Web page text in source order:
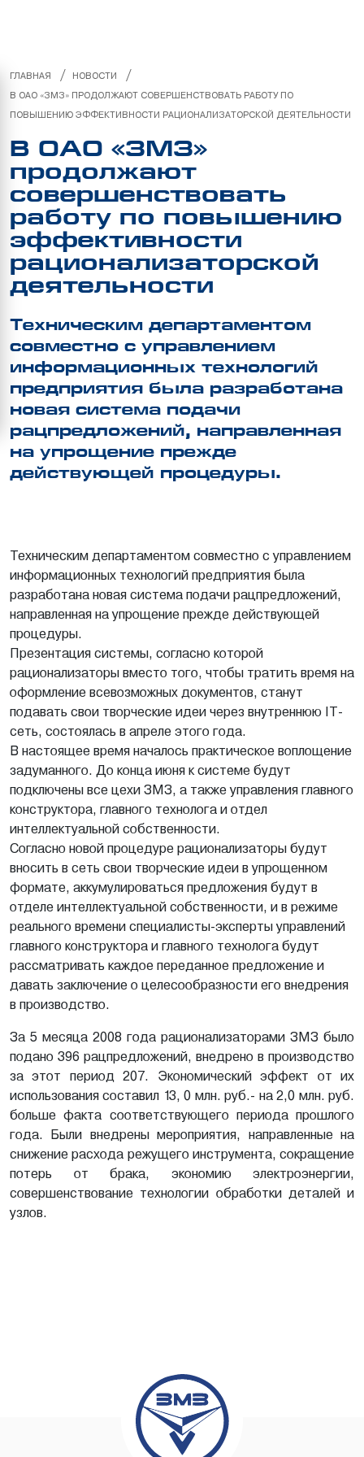
ГЛАВНАЯ / НОВОСТИ /
В ОАО «ЗМЗ» ПРОДОЛЖАЮТ СОВЕРШЕНСТВОВАТЬ РАБОТУ ПО
ПОВЫШЕНИЮ ЭФФЕКТИВНОСТИ РАЦИОНАЛИЗАТОРСКОЙ ДЕЯТЕЛЬНОСТИ
В ОАО «ЗМЗ»
продолжают
совершенствовать
работу по повышению
эффективности
рационализаторской
деятельности
Техническим департаментом
совместно с управлением
информационных технологий
предприятия была разработана
новая система подачи
рацпредложений, направленная
на упрощение прежде
действующей процедуры.
Техническим департаментом совместно с управлением
информационных технологий предприятия была
разработана новая система подачи рацпредложений,
направленная на упрощение прежде действующей
процедуры.
Презентация системы, согласно которой
рационализаторы вместо того, чтобы тратить время на
оформление всевозможных документов, станут
подавать свои творческие идеи через внутреннюю IT-
сеть, состоялась в апреле этого года.
В настоящее время началось практическое воплощение
задуманного. До конца июня к системе будут
подключены все цехи ЗМЗ, а также управления главного
конструктора, главного технолога и отдел
интеллектуальной собственности.
Согласно новой процедуре рационализаторы будут
вносить в сеть свои творческие идеи в упрощенном
формате, аккумулироваться предложения будут в
отделе интеллектуальной собственности, и в режиме
реального времени специалисты-эксперты управлений
главного конструктора и главного технолога будут
рассматривать каждое переданное предложение и
давать заключение о целесообразности его внедрения
в производство.
За 5 месяца 2008 года рационализаторами ЗМЗ было
подано 396 рацпредложений, внедрено в производство
за этот период 207. Экономический эффект от их
использования составил 13, 0 млн. руб.- на 2,0 млн. руб.
больше факта соответствующего периода прошлого
года. Были внедрены мероприятия, направленные на
снижение расхода режущего инструмента, сокращение
потерь от брака, экономию электроэнергии,
совершенствование технологии обработки деталей и
узлов.